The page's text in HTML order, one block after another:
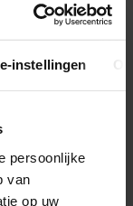
instellingen
persoonlijke
van
op uw